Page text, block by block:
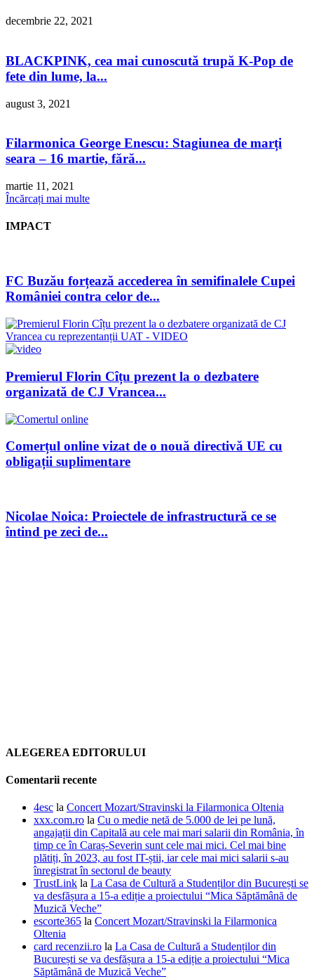
decembrie 22, 2021
BLACKPINK, cea mai cunoscută trupă K-Pop de
fete din lume, la...
august 3, 2021
Filarmonica George Enescu: Stagiunea de marți
seara – 16 martie, fără...
martie 11, 2021
Încărcați mai multe
IMPACT
FC Buzău forțează accederea în semifinalele Cupei
României contra celor de...
Premierul Florin Cîțu prezent la o dezbatere
organizată de CJ Vrancea...
Comerțul online vizat de o nouă directivă UE cu
obligații suplimentare
Nicolae Noica: Proiectele de infrastructură ce se
întind pe zeci de...
ALEGEREA EDITORULUI
Comentarii recente
4esc la Concert Mozart/Stravinski la Filarmonica Oltenia
xxx.com.ro la Cu o medie netă de 5.000 de lei pe lună,
angajații din Capitală au cele mai mari salarii din România, în
timp ce în Caraș-Severin sunt cele mai mici. Cel mai bine
plătiți, în 2023, au fost IT-știi, iar cele mai mici salarii s-au
înregistrat în sectorul de beauty
TrustLink la La Casa de Cultură a Studenților din București se
va desfășura a 15-a ediție a proiectului “Mica Săptămână de
Muzică Veche”
escorte365 la Concert Mozart/Stravinski la Filarmonica
Oltenia
card recenzii.ro la La Casa de Cultură a Studenților din
București se va desfășura a 15-a ediție a proiectului “Mica
Săptămână de Muzică Veche”